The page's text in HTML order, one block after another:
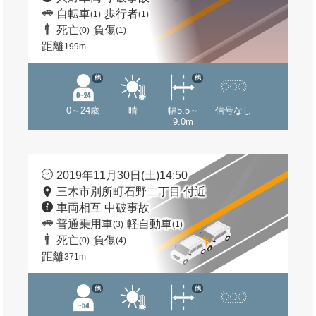
自転車(1) 歩行者(1)
死亡(0) 負傷(1)
距離199m
0～24歳
他
晴
幅5.5～
9.0m
他
信号なし
2019年11月30日(土)14:50
三木市別所町石野二丁目 付近
車両相互 中破事故
普通乗用車(3) 軽自動車(1)
死亡(0) 負傷(4)
距離371m
他 他